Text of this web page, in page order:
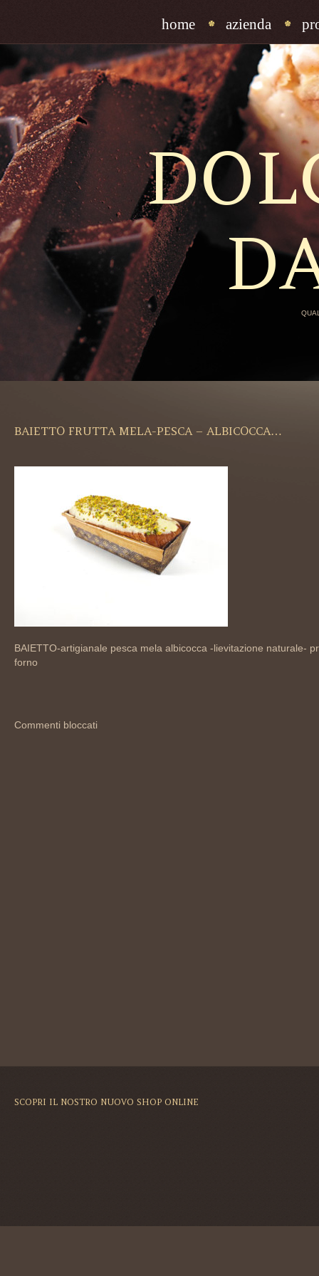
home azienda
BAIETTO FRUTTA MELA-PESCA – ALBICOCCA…
BAIETTO-artigianale pesca mela albicocca -lievitazione naturale-
forno
Commenti bloccati
SCOPRI IL NOSTRO NUOVO SHOP ONLINE